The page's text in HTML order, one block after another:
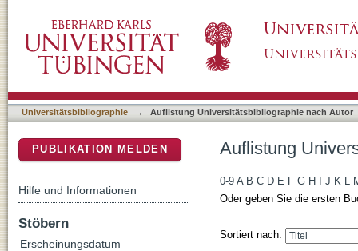
Universitätsbibliographie → Auflistung Universitätsbibliographie nach Autor
Auflistung
0-9 A B C D E F G H J K L
Oder geben Sie die ersten
Sortiert nach:
PUBLIKATION MELDEN
Hilfe und Informationen
Stöbern
Erscheinungsdatum